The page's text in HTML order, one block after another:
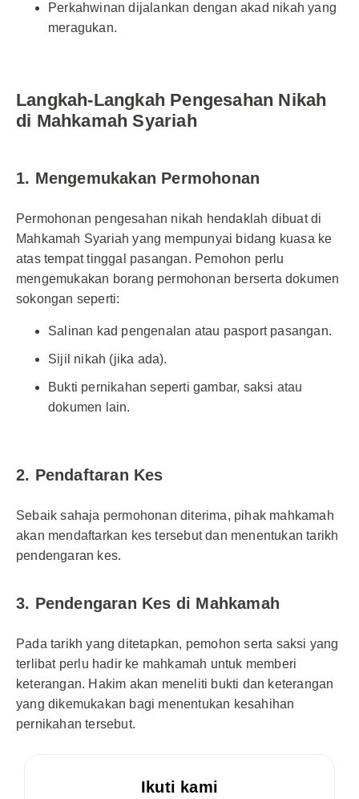
Perkahwinan dijalankan dengan akad nikah yang
meragukan.
Langkah-Langkah Pengesahan Nikah
di Mahkamah Syariah
1. Mengemukakan Permohonan
Permohonan pengesahan nikah hendaklah dibuat di
Mahkamah Syariah yang mempunyai bidang kuasa ke
atas tempat tinggal pasangan. Pemohon perlu
mengemukakan borang permohonan berserta dokumen
sokongan seperti:
Salinan kad pengenalan atau pasport pasangan.
Sijil nikah (jika ada).
Bukti pernikahan seperti gambar, saksi atau
dokumen lain.
2. Pendaftaran Kes
Sebaik sahaja permohonan diterima, pihak mahkamah
akan mendaftarkan kes tersebut dan menentukan tarikh
pendengaran kes.
3. Pendengaran Kes di Mahkamah
Pada tarikh yang ditetapkan, pemohon serta saksi yang
terlibat perlu hadir ke mahkamah untuk memberi
keterangan. Hakim akan meneliti bukti dan keterangan
yang dikemukakan bagi menentukan kesahihan
pernikahan tersebut.
Ikuti kami